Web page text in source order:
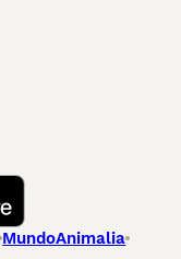
MundoAnimalia